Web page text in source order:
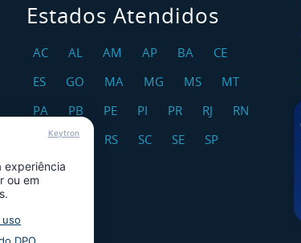
Estados Atendidos
AC AL AM AP BA
CE
ES
GO MA MG MS
MT
PA
PB PE PI PR RJ
RN
RO
RR RS SC SE
SP
TO
Keytron
experiência
ou em
uso